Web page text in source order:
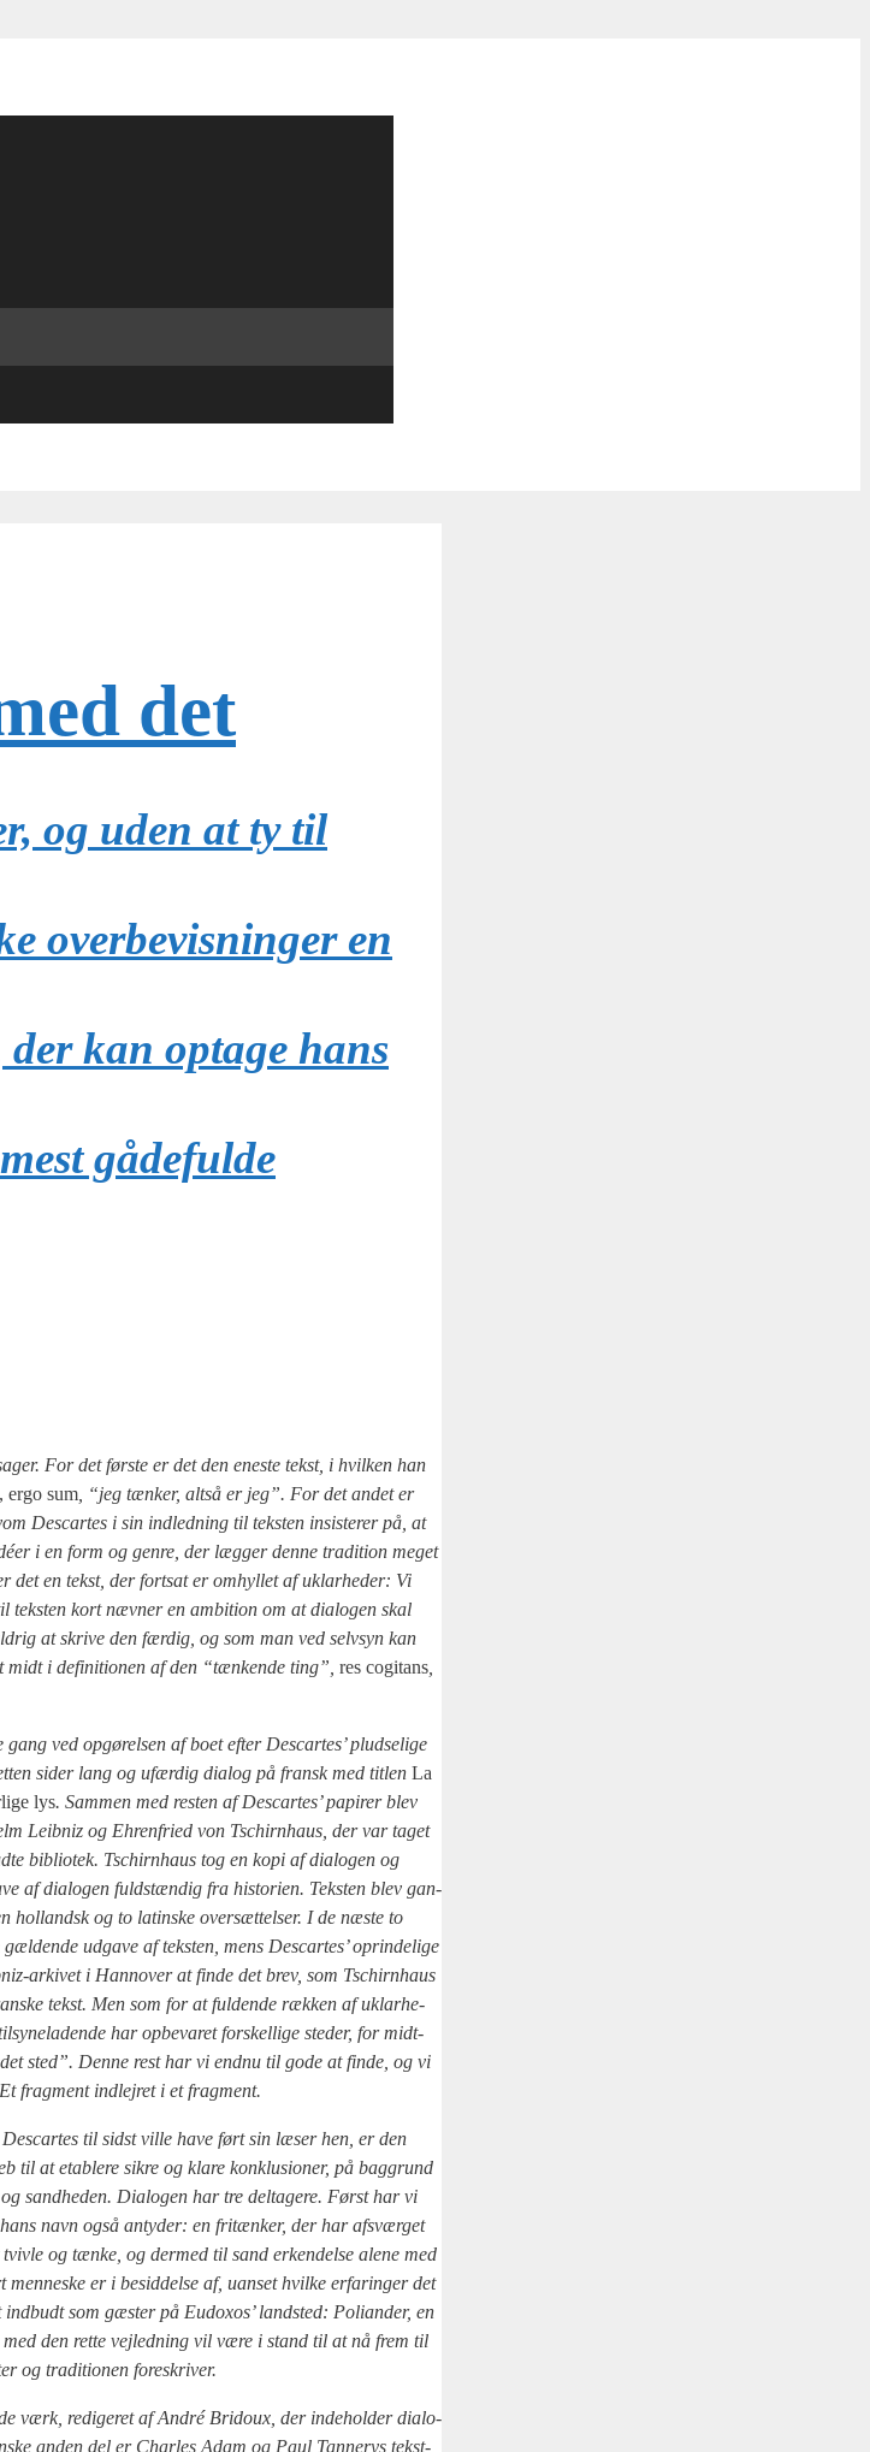
det
og uden at ty til
overbevisninger en
kan optage hans
gådefulde
For det før­ste er det den ene­ste tekst, i hvil­ken han
ergo sum , “jeg tæn­ker, alt­så er jeg”. For det andet er
Descar­tes i sin ind­led­ning til tek­sten insi­ste­rer på, at
i en form og gen­re, der læg­ger den­ne tra­di­tion meget
det en tekst, der fort­sat er omhyl­let af uklar­he­der: Vi
tek­sten kort næv­ner en ambi­tion om at dia­lo­gen skal
at skri­ve den fær­dig, og som man ved selv­syn kan
midt i defi­ni­tio­nen af den “tæn­ken­de ting”, res cogi­tans
ved opgø­rel­sen af boet efter Descar­tes’ plud­se­li­ge
sider lang og ufær­dig dia­log på fransk med tit­len La
lys. Sam­men med resten af Descar­tes’ papi­rer blev
Leib­niz og Ehren­fri­ed von Tschirn­haus, der var taget
bibli­o­tek. Tschirn­haus tog en kopi af dia­lo­gen og
af dia­lo­gen fuld­stæn­dig fra histo­ri­en. Tek­sten blev gan­
hol­land­sk og to lat­in­ske over­sæt­tel­ser. I de næste to
udga­ve af tek­sten, mens Descar­tes’ oprin­de­li­ge
arki­vet i Han­nover at fin­de det brev, som Tschirn­haus
tekst. Men som for at ful­den­de ræk­ken af uklar­he­
har opbe­va­ret for­skel­li­ge ste­der, for midt­
sted”. Den­ne rest har vi end­nu til gode at fin­de, og vi
frag­ment ind­lej­ret i et frag­ment.
til sidst vil­le have ført sin læser hen, er den
til at etab­le­re sik­re og kla­re kon­klu­sio­ner, på bag­grund
sand­he­den. Dia­lo­gen har tre del­ta­ge­re. Først har vi
navn også anty­der: en fri­tæn­ker, der har afsvær­get
og tæn­ke, og der­med til sand erken­del­se ale­ne med
men­ne­ske er i besid­del­se af, uan­set hvil­ke erfa­ring­er det
som gæster på Eudoxos’ land­sted: Poli­an­der, en
med den ret­te vej­led­ning vil være i stand til at nå frem til
og tra­di­tio­nen fore­skri­ver.
værk, redi­ge­ret af André Bri­doux, der inde­hol­der dia­lo­
anden del er Char­les Adam og Paul Tan­ne­rys tekst­